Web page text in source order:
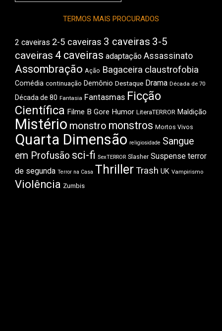
TERMOS MAIS PROCURADOS
2 caveiras 2-5 caveiras 3 caveiras 3-5
caveiras 4 caveiras adaptação Assassinato
Assombração Ação Bagaceira claustrofobia
Comédia continuação Demônio Destaque Drama Década de 70
Década de 80 Fantasia Fantasmas Ficção
Científica Filme B Gore Humor LiteraTERROR Maldição
Mistério monstro monstros Mortos Vivos
Quarta Dimensão religiosidade Sangue
em Profusão sci-fi SexTERROR Slasher Suspense terror
de segunda Terror na Casa ThrillerTrash UK Vampirismo
Violência Zumbis